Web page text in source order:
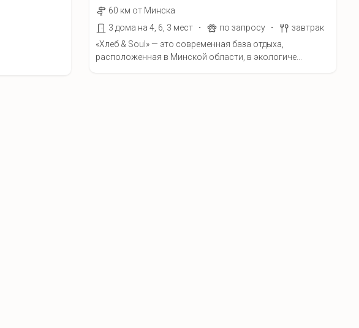
60 км от Минска
3 дома на 4, 6, 3 мест
· по запросу ·
завтрак
«Хлеб & Soul» — это современная база отдыха,
расположенная в Минской области, в экологиче...